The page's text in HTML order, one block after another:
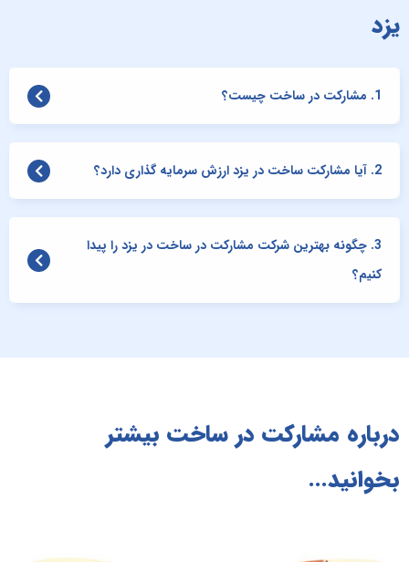
یزد
1. مشارکت در ساخت چیست؟
2. آیا مشارکت ساخت در یزد ارزش سرمایه گذاری دارد؟
3. چگونه بهترین شرکت مشارکت در ساخت در یزد را پیدا
کنیم؟
درباره مشارکت در ساخت بیشتر
بخوانید...